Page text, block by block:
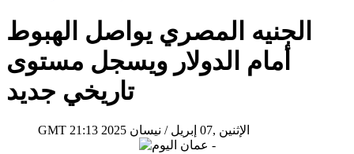
الجنيه المصري يواصل الهبوط
أمام الدولار ويسجل مستوى
تاريخي جديد
GMT 21:13 2025 الإثنين ,07 إبريل / نيسان